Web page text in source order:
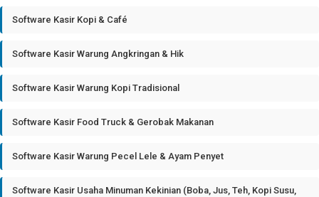
Software Kasir Kopi & Café
Software Kasir Warung Angkringan & Hik
Software Kasir Warung Kopi Tradisional
Software Kasir Food Truck & Gerobak Makanan
Software Kasir Warung Pecel Lele & Ayam Penyet
Software Kasir Usaha Minuman Kekinian (Boba, Jus, Teh, Kopi Susu,